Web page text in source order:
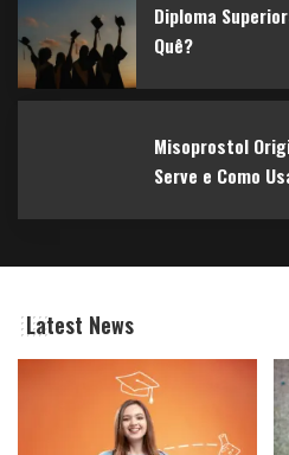
Diploma
Quê?
Misoprostol
Serve e Como
Latest News